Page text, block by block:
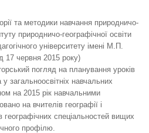
та методики навчання природничо-
природничо-географічної освіти
університету імені М.П.
17 червня 2015 року)
погляд на планування уроків
загальноосвітніх навчальних
на 2015 рік навчальними
на вчителів географії і
географічних спеціальностей вищих
профілю.